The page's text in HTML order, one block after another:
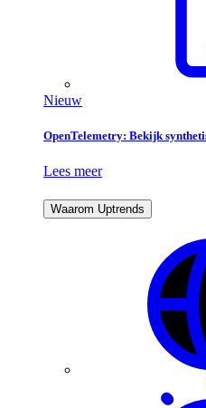
Nieuw
OpenTelemetry: Bekijk
Lees meer
Waarom Uptrends